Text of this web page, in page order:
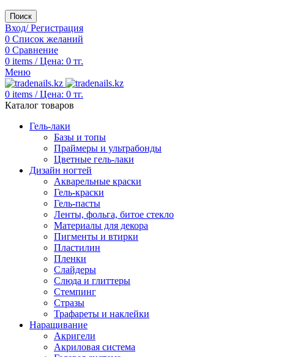
Поиск
Вход/ Регистрация
0 Список желаний
0 Сравнение
0 items / Цена: 0 тг.
Меню
0 items / Цена: 0 тг.
Каталог товаров
Гель-лаки
Базы и топы
Праймеры и ультрабонды
Цветные гель-лаки
Дизайн ногтей
Акварельные краски
Гель-краски
Гель-пасты
Ленты, фольга, битое стекло
Материалы для декора
Пигменты и втирки
Пластилин
Пленки
Слайдеры
Слюда и глиттеры
Стемпинг
Стразы
Трафареты и наклейки
Наращивание
Акригели
Акриловая система